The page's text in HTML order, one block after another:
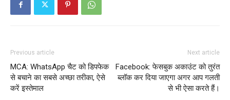
Previous article
MCA: WhatsApp चैट को डिपफेक
से बचाने का सबसे अच्छा तरीका, ऐसे
करें इस्तेमाल
Next article
Facebook: फेसबुक अकाउंट को तुरंत
ब्लॉक कर दिया जाएगा अगर आप गलती
से भी ऐसा करते हैं।